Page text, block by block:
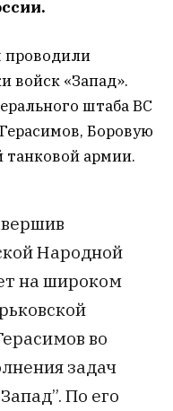
проводили
войск «Запад».
штаба ВС
Боровую
танковой армии.
Народной
на широком
во
задач
По его